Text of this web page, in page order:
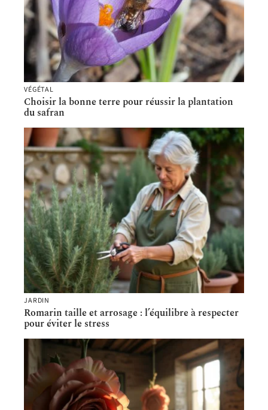
VÉGÉTAL
Choisir la bonne terre pour réussir la plantation
du safran
JARDIN
Romarin taille et arrosage : l’équilibre à respecter
pour éviter le stress